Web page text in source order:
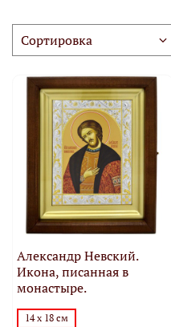
Александр Невский.
Икона, писанная в
монастыре.
14 х 18 см